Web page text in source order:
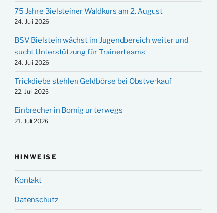
75 Jahre Bielsteiner Waldkurs am 2. August
24. Juli 2026
BSV Bielstein wächst im Jugendbereich weiter und
sucht Unterstützung für Trainerteams
24. Juli 2026
Trickdiebe stehlen Geldbörse bei Obstverkauf
22. Juli 2026
Einbrecher in Bomig unterwegs
21. Juli 2026
HINWEISE
Kontakt
Datenschutz